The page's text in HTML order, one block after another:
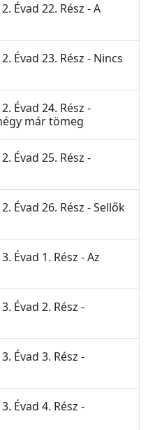
Évad 22. Rész - A
Évad 23. Rész - Nincs
Évad 24. Rész -
már tömeg
Évad 25. Rész -
Évad 26. Rész - Sellők
Évad 1. Rész - Az
Évad 2. Rész -
Évad 3. Rész -
Évad 4. Rész -